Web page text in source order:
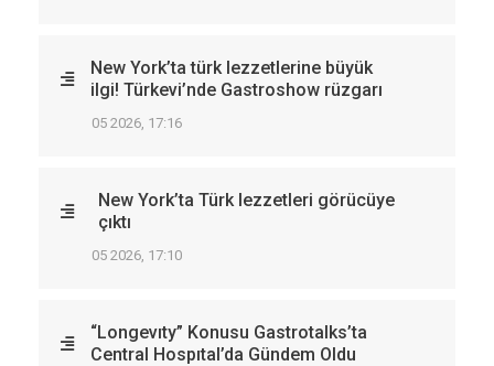
New York’ta türk lezzetlerine büyük
ilgi! Türkevi’nde Gastroshow rüzgarı
05 2026, 17:16
New York’ta Türk lezzetleri görücüye
çıktı
05 2026, 17:10
“Longevıty” Konusu Gastrotalks’ta
Central Hospıtal’da Gündem Oldu